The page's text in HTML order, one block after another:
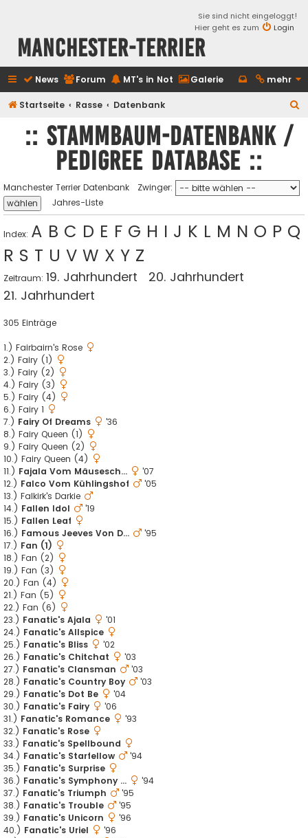
Sie sind nicht eingeloggt!
Hier geht es zum
Login
Manchester-Terrier
News Forum MT's in Not Galerie mehr
Startseite Rasse Datenbank
:: Stammbaum-Datenbank /
Pedigree database ::
Manchester Terrier Datenbank Zwinger:
Jahres-Liste
Index: A B C D E F G H I J K L M N O P Q
R S T U V W X Y Z
Zeitraum: 19. Jahrhundert
20. Jahrhundert
21. Jahrhundert
305 Einträge
1.) Fairbairn's Rose
2.) Fairy (1)
3.) Fairy (2)
4.) Fairy (3)
5.) Fairy (4)
6.) Fairy 1
7.) Fairy Of Dreams
'36
8.) Fairy Queen (1)
9.) Fairy Queen (2)
10.) Fairy Queen (4)
11.) Fajala Vom Mäusesch...
'07
12.) Falco Vom Kühlingshof
'05
13.) Falkirk's Darkie
14.) Fallen Idol
'19
15.) Fallen Leaf
16.) Famous Jeeves Von D...
'95
17.) Fan (1)
18.) Fan (2)
19.) Fan (3)
20.) Fan (4)
21.) Fan (5)
22.) Fan (6)
23.) Fanatic's Ajala
'01
24.) Fanatic's Allspice
25.) Fanatic's Bliss
'02
26.) Fanatic's Chitchat
'03
27.) Fanatic's Clansman
'03
28.) Fanatic's Country Boy
'03
29.) Fanatic's Dot Be
'04
30.) Fanatic's Fairy
'06
31.) Fanatic's Romance
'93
32.) Fanatic's Rose
33.) Fanatic's Spellbound
34.) Fanatic's Starfellow
'94
35.) Fanatic's Surprise
36.) Fanatic's Symphony ...
'94
37.) Fanatic's Triumph
'95
38.) Fanatic's Trouble
'95
39.) Fanatic's Unicorn
'96
40.) Fanatic's Uriel
'96